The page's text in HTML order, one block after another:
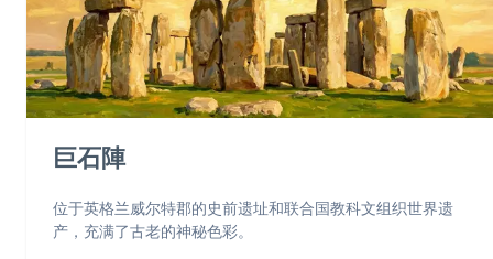
巨石陣
位于英格兰威尔特郡的史前遗址和联合国教科文组织世界遗
产，充满了古老的神秘色彩。